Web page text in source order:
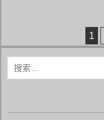
1
搜
索